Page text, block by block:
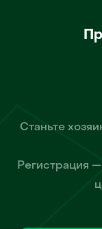
Станьте
Регистрация